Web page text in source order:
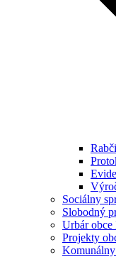
Sociálny
Slobodný
Urbár obce
Projekty